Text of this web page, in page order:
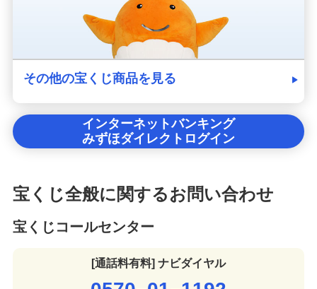
その他の宝くじ商品を見る
インターネットバンキング
みずほダイレクトログイン
宝くじ全般に関するお問い合わせ
宝くじコールセンター
[通話料有料] ナビダイヤル